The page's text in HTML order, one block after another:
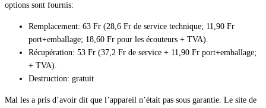
options sont fournis:
Remplacement: 63 Fr (28,6 Fr de service technique; 11,90 Fr
port+emballage; 18,60 Fr pour les écouteurs + TVA).
Récupération: 53 Fr (37,2 Fr de service + 11,90 Fr port+emballage;
+ TVA).
Destruction: gratuit
Mal les a pris d’avoir dit que l’appareil n’était pas sous garantie. Le site de